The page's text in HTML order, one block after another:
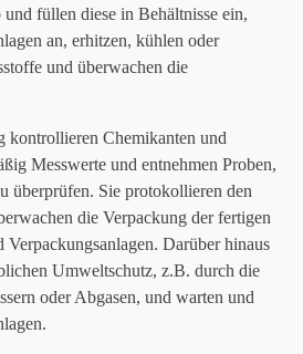
und füllen diese in Behältnisse ein,
an, erhitzen, kühlen oder
und überwachen die
kontrollieren Chemikanten und
Messwerte und entnehmen Proben,
überprüfen. Sie protokollieren den
die Verpackung der fertigen
Darüber hinaus
Umweltschutz, z.B. durch die
oder Abgasen, und warten und